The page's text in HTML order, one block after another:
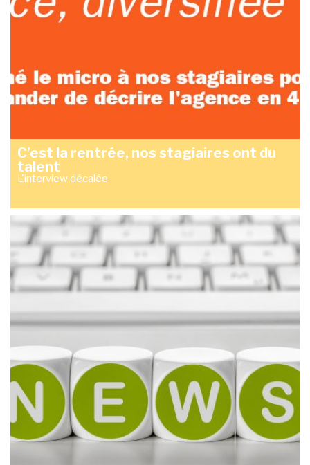
C’est la rentrée, nos stagiaires ont du
talent
L'interview décalée